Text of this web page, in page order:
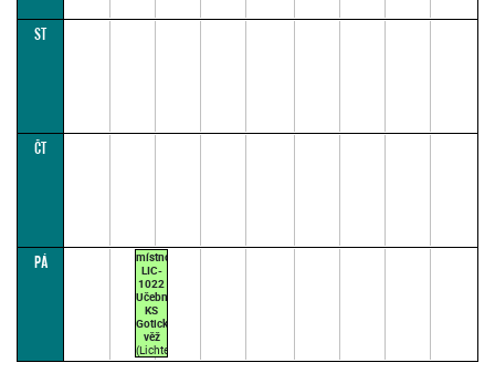
ST
ČT
PÁ
místnost
LIC-
1022
Učebna
KS
Gotická
věž
(Lichtenštejnský
palác)